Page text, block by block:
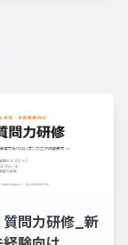
質問力研修_新